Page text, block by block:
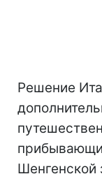
Решение
Шенгенской